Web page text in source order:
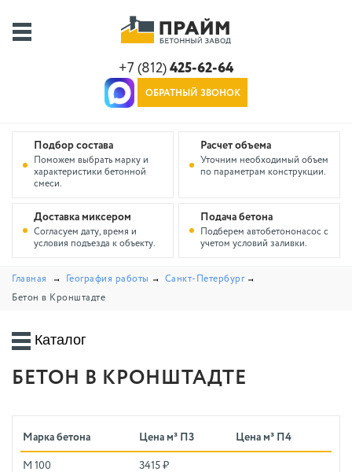
+7 (812) 425-62-64
ОБРАТНЫЙ ЗВОНОК
Подбор состава
Поможем выбрать марку и
характеристики бетонной
смеси.
Расчет объема
Уточним необходимый объем
по параметрам конструкции.
Доставка миксером
Согласуем дату, время и
условия подъезда к объекту.
Подача бетона
Подберем автобетононасос с
учетом условий заливки.
Главная География работы
Санкт-Петербург
Бетон в Кронштадте
Каталог
БЕТОН В КРОНШТАДТЕ
Марка бетона Цена м³ П3 Цена м³ П4
М 100 3415 ₽